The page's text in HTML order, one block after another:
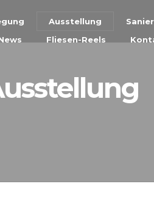
Ausstellung
Fliesen-Reels